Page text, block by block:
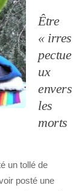
Être
« irres
pectue
ux
envers
les
morts
un tollé de
posté une